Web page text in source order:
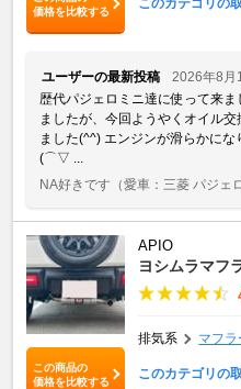
価格を比較する
ユーザーの最新投稿
2026年8月
歴代パジェロミニ達に使って来
ましたが、今回ようやくオイル
ました(^^) エンジンが滑らかに
(⌒▽ ...
NA好きです （愛車：三菱 パジェ
この商品の
価格を比較する
APIO
ヨシムラマフ
排気系 マフラ
このカテゴリの